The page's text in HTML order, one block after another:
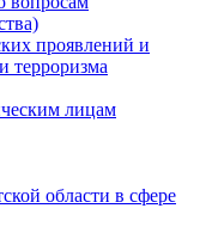
проявлений и
терроризма
лицам
области в сфере